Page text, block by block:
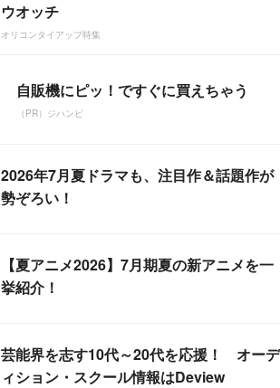
ウオッチ
オリコンタイアップ特集
自販機にピッ！ですぐに買えちゃう
（PR）ジハンピ
2026年7月夏ドラマも、注目作＆話題作が
勢ぞろい！
【夏アニメ2026】7月期夏の新アニメを一
挙紹介！
芸能界を志す10代～20代を応援！ オーデ
ィション・スクール情報はDeview